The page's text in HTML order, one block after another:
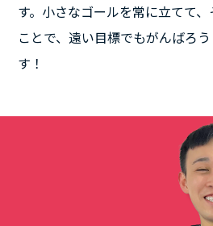
す。小さなゴールを常に立てて
ことで、遠い目標でもがんばろ
す！